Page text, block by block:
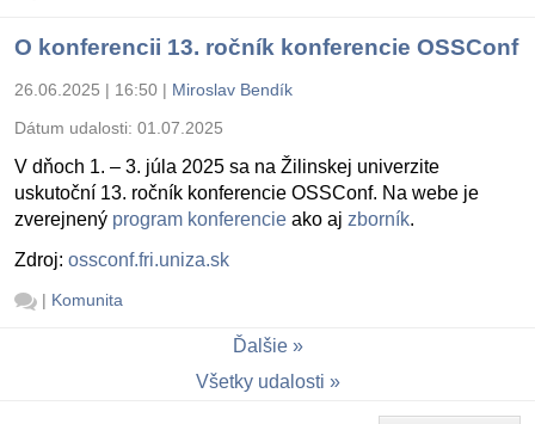
O konferencii 13. ročník konferencie OSSConf
26.06.2025 | 16:50 | Miroslav Bendík
Dátum udalosti: 01.07.2025
V dňoch 1. – 3. júla 2025 sa na Žilinskej univerzite
uskutoční 13. ročník konferencie OSSConf. Na webe je
zverejnený program konferencie ako aj zborník.
Zdroj: ossconf.fri.uniza.sk
| Komunita
Ďalšie
Všetky udalosti